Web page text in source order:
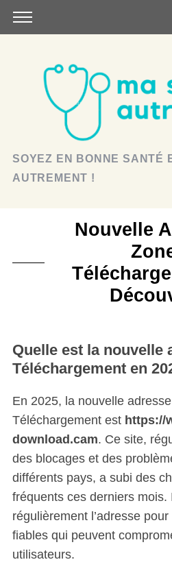
SOYEZ EN BONNE SANTÉ
AUTREMENT !
Nouvelle
Quelle est la nouvelle
Téléchargement en
En 2025, la nouvelle
Téléchargement est https://
download.cam. Ce site,
des blocages et des
différents pays, a subi des
fréquents ces derniers
régulièrement l’adresse
fiables qui peuvent
utilisateurs.